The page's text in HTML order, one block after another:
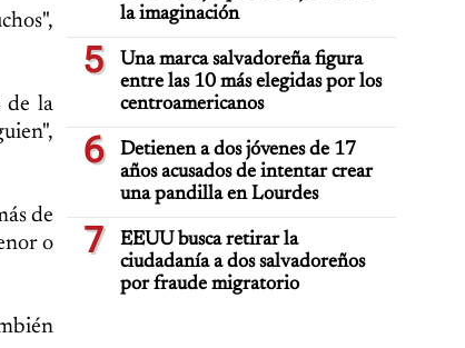
de la
de
o
la imaginación
5
Una marca salvadoreña figura
entre las 10 más elegidas por los
centroamericanos
6
Detienen a dos jóvenes de 17
años acusados de intentar crear
una pandilla en Lourdes
7
EEUU busca retirar la
ciudadanía a dos salvadoreños
por fraude migratorio